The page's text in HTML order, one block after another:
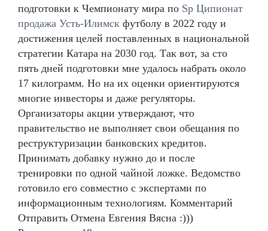
подготовки к Чемпионату мира по Sp Ципионат
продажа Усть-Илимск футболу в 2022 году и
достижения целей поставленных в национальной
стратегии Катара на 2030 год. Так вот, за сто
пять дней подготовки мне удалось набрать около
17 килограмм. Но на их оценки ориентируются
многие инвесторы и даже регуляторы.
Организаторы акции утверждают, что
правительство не выполняет свои обещания по
реструктуризации банковских кредитов.
Принимать добавку нужно до и после
тренировки по одной чайной ложке. Ведомство
готовило его совместно с экспертами по
информационным технологиям. Комментарий
Отправить Отмена Евгения Вясна :)))